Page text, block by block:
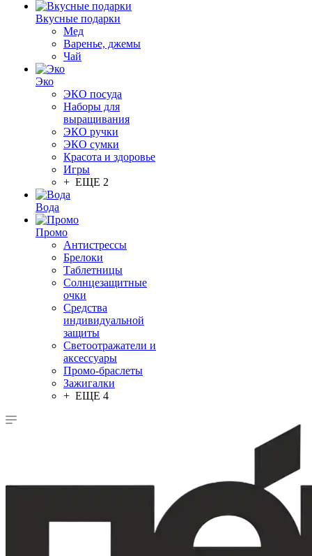
Вкусные подарки
Мед
Варенье, джемы
Чай
Эко
ЭКО посуда
Наборы для
выращивания
ЭКО ручки
ЭКО сумки
Красота и здоровье
Игры
+ ЕЩЕ 2
Вода
Промо
Антистрессы
Брелоки
Таблетницы
Солнцезащитные
очки
Средства
индивидуальной
защиты
Светоотражатели и
аксессуары
Промо-браслеты
Зажигалки
+ ЕЩЕ 4